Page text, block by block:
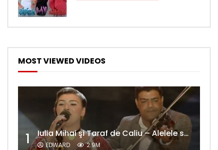
MOST VIEWED VIDEOS
1 Iulia Mihai şi Taraf de Caliu – Alelele sălcioară (@#VedetaPopulară)
EDWARD 2.9M